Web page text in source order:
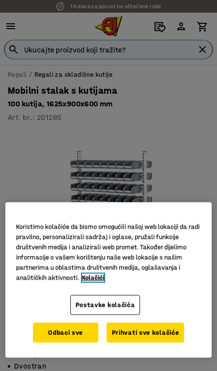
14 dana za povrat ne oštećene robe
Regali Regali za skladišne kutije
Mobilni stalak s kutijama
100 kutija, 1625x900x600 mm
Art. br. : 201285
Okretni kotači
Dvostran
Koristimo kolačiće da bismo omogućili našoj web lokaciji da radi
pravilno, personalizirali sadržaj i oglase, pružali funkcije
društvenih medija i analizirali web promet. Također dijelimo
informacije o vašem korištenju naše web lokacije s našim
partnerima u oblastima društvenih medija, oglašavanja i
analitičkih aktivnosti. Kolačići
Postavke kolačića
Odbaci sve Prihvati sve kolačiće